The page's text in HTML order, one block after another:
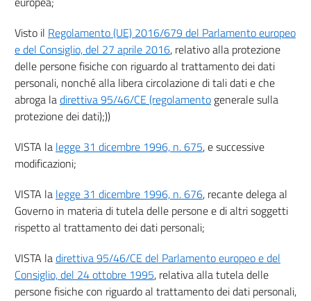
8
9
10
TITOLO III
REGOLE GENERALI PER IL TRATTAMENTO DEI DATI
((TITOLO ABROGATO DAL D.LGS. 10 AGOSTO 2018, N. 101))
11
13
15
16
18
19
Visto il Regolamento (UE) 2016/679 del Parlamento europeo
e del Consiglio, del 27 aprile 2016, relativo alla protezione
delle persone fisiche con riguardo al trattamento dei dati
personali, nonché alla libera circolazione di tali dati e che
abroga ladirettiva 95/46/CE (regolamento generale sulla
protezione dei dati);))
VISTA la legge 31 dicembre 1996, n. 675, e successive
modificazioni;
VISTA la legge 31 dicembre 1996, n. 676, recante delega al
Governo in materia di tutela delle persone e di altri soggetti
rispetto al trattamento dei dati personali;
VISTA ladirettiva 95/46/CE del Parlamento europeo e del
Consiglio, del 24 ottobre 1995, relativa alla tutela delle
persone fisiche con riguardo al trattamento dei dati personali,